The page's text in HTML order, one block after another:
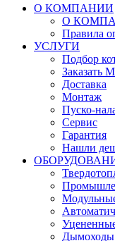
О КОМПАНИИ
О
Правила
УСЛУГИ
Подбор
Заказать
Доставка
Монтаж
Пуско-
Сервис
Гарантия
Нашли
Дымоходы